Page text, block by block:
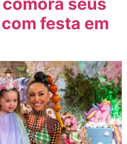
festa em